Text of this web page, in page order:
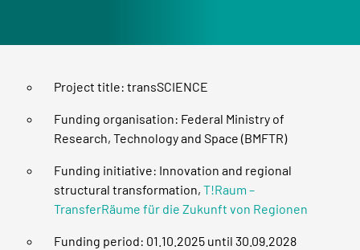
Project title: transSCIENCE
Funding organisation: Federal Ministry of
Research, Technology and Space (BMFTR)
Funding initiative: Innovation and regional
structural transformation,T!Raum –
TransferRäume für die Zukunft von Regionen
Funding period: 01.10.2025 until 30.09.2028